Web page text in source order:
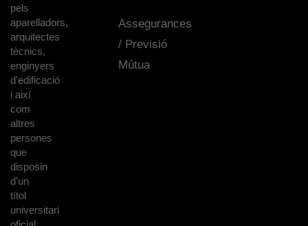
pels
aparelladors,
arquitectes
tècnics,
enginyers
d'edificació
i així
com
altres
persones
que
disposin
d'un
títol
universitari
Assegurances
/ Previsió
Mútua